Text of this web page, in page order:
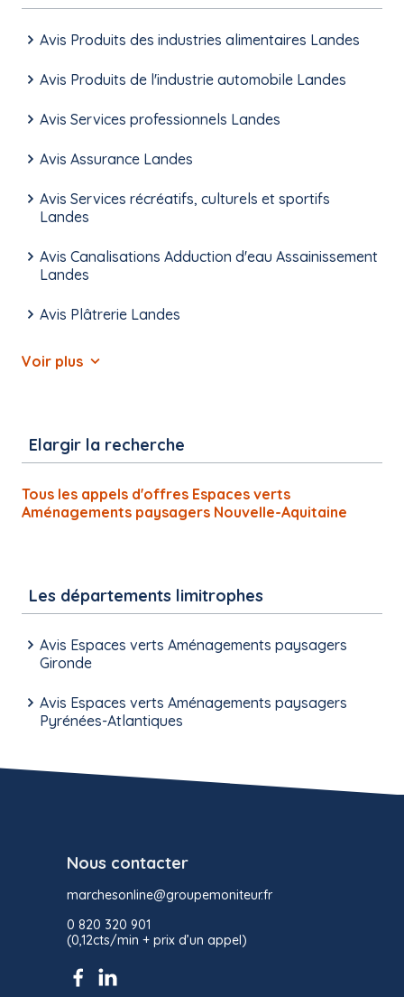
Avis Produits des industries alimentaires Landes
Avis Produits de l'industrie automobile Landes
Avis Services professionnels Landes
Avis Assurance Landes
Avis Services récréatifs, culturels et sportifs
Landes
Avis Canalisations Adduction d'eau Assainissement
Landes
Avis Plâtrerie Landes
Voir plus
Elargir la recherche
Tous les appels d'offres Espaces verts
Aménagements paysagers Nouvelle-Aquitaine
Les départements limitrophes
Avis Espaces verts Aménagements paysagers
Gironde
Avis Espaces verts Aménagements paysagers
Pyrénées-Atlantiques
Nous contacter
marchesonline@groupemoniteur.fr
0 820 320 901
(0,12cts/min + prix d’un appel)